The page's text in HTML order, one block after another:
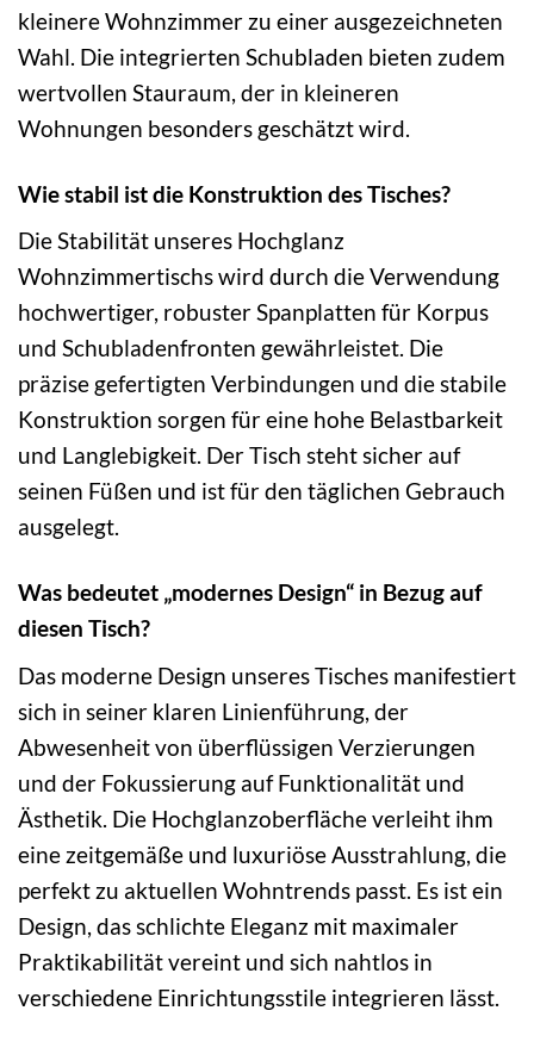
kleinere Wohnzimmer zu einer ausgezeichneten
Wahl. Die integrierten Schubladen bieten zudem
wertvollen Stauraum, der in kleineren
Wohnungen besonders geschätzt wird.
Wie stabil ist die Konstruktion des Tisches?
Die Stabilität unseres Hochglanz
Wohnzimmertischs wird durch die Verwendung
hochwertiger, robuster Spanplatten für Korpus
und Schubladenfronten gewährleistet. Die
präzise gefertigten Verbindungen und die stabile
Konstruktion sorgen für eine hohe Belastbarkeit
und Langlebigkeit. Der Tisch steht sicher auf
seinen Füßen und ist für den täglichen Gebrauch
ausgelegt.
Was bedeutet „modernes Design“ in Bezug auf
diesen Tisch?
Das moderne Design unseres Tisches manifestiert
sich in seiner klaren Linienführung, der
Abwesenheit von überflüssigen Verzierungen
und der Fokussierung auf Funktionalität und
Ästhetik. Die Hochglanzoberfläche verleiht ihm
eine zeitgemäße und luxuriöse Ausstrahlung, die
perfekt zu aktuellen Wohntrends passt. Es ist ein
Design, das schlichte Eleganz mit maximaler
Praktikabilität vereint und sich nahtlos in
verschiedene Einrichtungsstile integrieren lässt.